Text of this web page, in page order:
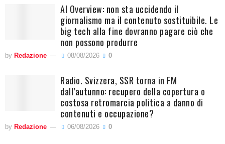
AI Overview: non sta uccidendo il
giornalismo ma il contenuto sostituibile. Le
big tech alla fine dovranno pagare ciò che
non possono produrre
by Redazione 08/08/2026 0
Radio. Svizzera, SSR torna in FM
dall’autunno: recupero della copertura o
costosa retromarcia politica a danno di
contenuti e occupazione?
by Redazione 06/08/2026 0